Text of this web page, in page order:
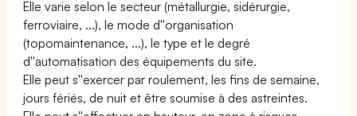
Elle varie selon le secteur (métallurgie, sidérurgie,
ferroviaire, ...), le mode d''organisation
(topomaintenance, ...), le type et le degré
d''automatisation des équipements du site.
Elle peut s''exercer par roulement, les fins de semaine,
jours fériés, de nuit et être soumise à des astreintes.